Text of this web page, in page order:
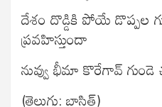
దేశం దొడ్డికి పోయే డొప్పల
ప్రవహిస్తుందా
నువ్వు భీమా కొరేగావ్ గుండె
(తెలుగు: బాసిత్)